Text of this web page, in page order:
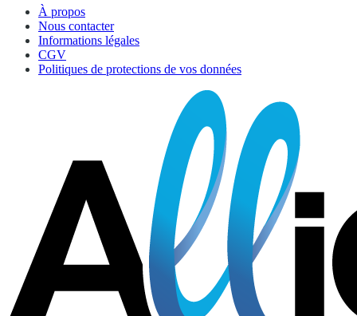
À propos
Nous contacter
Informations légales
CGV
Politiques de protections de vos données